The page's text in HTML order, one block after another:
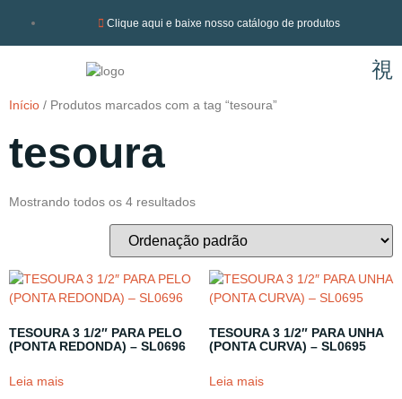
Clique aqui e baixe nosso catálogo de produtos
Início / Produtos marcados com a tag “tesoura”
tesoura
Mostrando todos os 4 resultados
TESOURA 3 1/2″ PARA PELO
(PONTA REDONDA) – SL0696
Leia mais
TESOURA 3 1/2″ PARA UNHA
(PONTA CURVA) – SL0695
Leia mais